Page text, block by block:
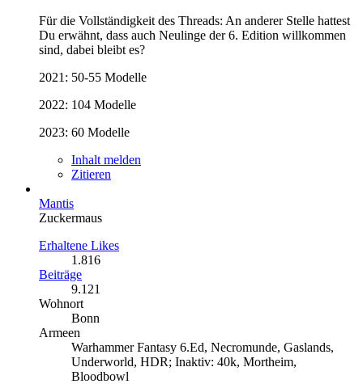
Für die Vollständigkeit des Threads: An anderer Stelle hattest
Du erwähnt, dass auch Neulinge der 6. Edition willkommen
sind, dabei bleibt es?
2021: 50-55 Modelle
2022: 104 Modelle
2023: 60 Modelle
Inhalt melden
Zitieren
Mantis
Zuckermaus
Erhaltene Likes
1.816
Beiträge
9.121
Wohnort
Bonn
Armeen
Warhammer Fantasy 6.Ed, Necromunde, Gaslands,
Underworld, HDR; Inaktiv: 40k, Mortheim,
Bloodbowl